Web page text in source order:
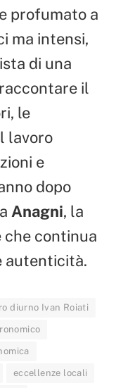
profumato a
ma intensi,
di una
il
le
lavoro
e
dopo
Anagni, la
che continua
autenticità.
diurno Ivan Roiati
eccellenze locali